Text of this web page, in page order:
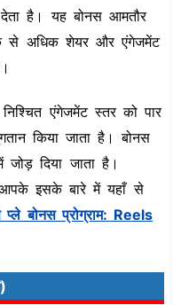
है। यह बोनस आमतौर
से अधिक शेयर और एंगेजमेंट
एंगेजमेंट स्तर को पार
किया जाता है। बोनस
दिया जाता है।
इसके बारे में यहाँ से
प्ले बोनस प्रोग्राम: Reels